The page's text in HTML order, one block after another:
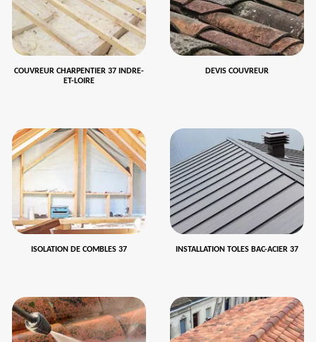
COUVREUR CHARPENTIER 37 INDRE-
ET-LOIRE
DEVIS COUVREUR
ISOLATION DE COMBLES 37 INSTALLATION TOLES BAC-ACIER 37